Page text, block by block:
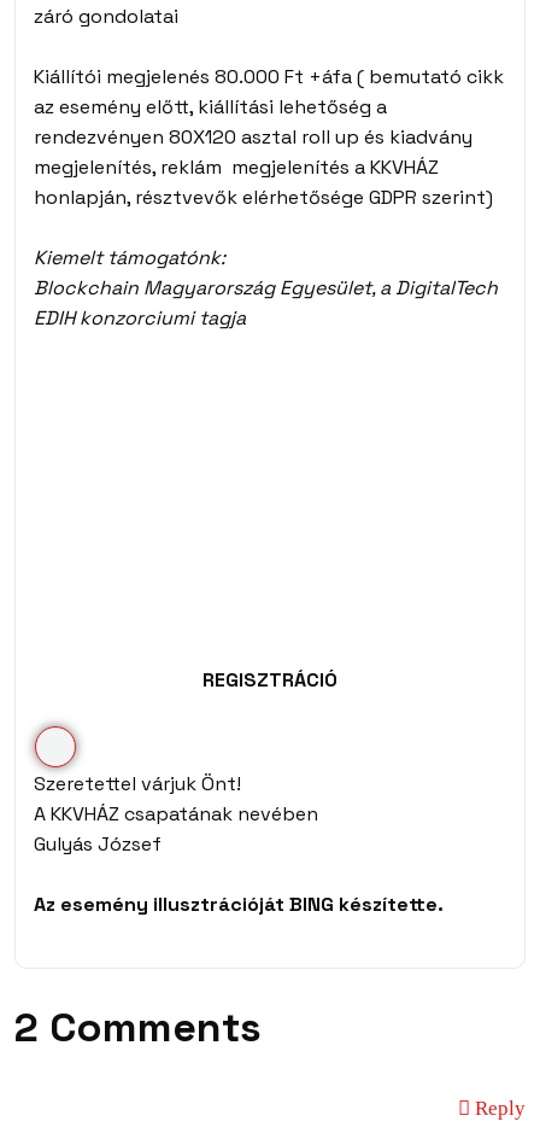
záró gondolatai
Kiállítói megjelenés 80.000 Ft +áfa ( bemutató cikk
az esemény előtt, kiállítási lehetőség a
rendezvényen 80X120 asztal roll up és kiadvány
megjelenítés, reklám megjelenítés a KKVHÁZ
honlapján, résztvevők elérhetősége GDPR szerint)
Kiemelt támogatónk:
Blockchain Magyarország Egyesület, a DigitalTech
EDIH konzorciumi tagja
REGISZTRÁCIÓ
Szeretettel várjuk Önt!
A KKVHÁZ csapatának nevében
Gulyás József
Az esemény illusztrációját BING készítette.
2 Comments
Reply